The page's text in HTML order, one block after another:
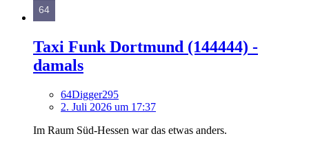
Taxi Funk Dortmund (144444) -
damals
64Digger295
2. Juli 2026 um 17:37
Im Raum Süd-Hessen war das etwas anders.